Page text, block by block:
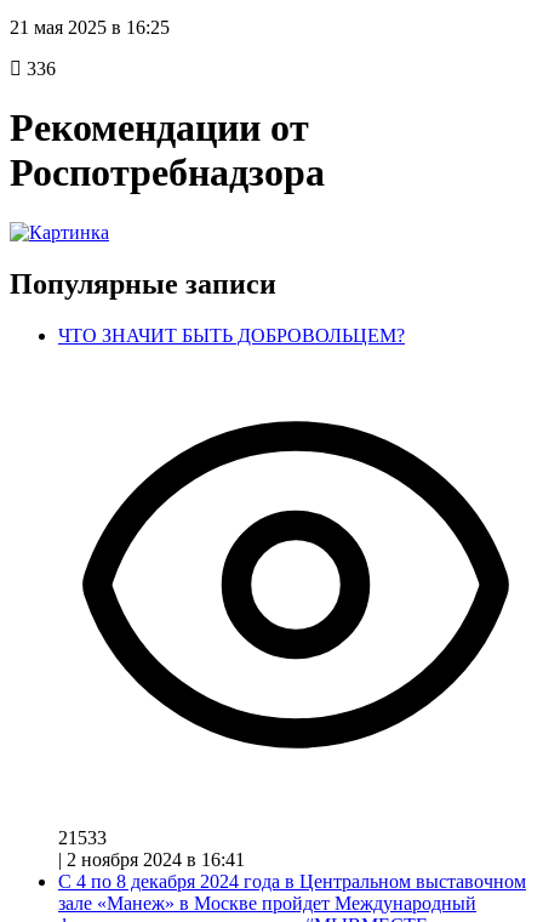
21 мая 2025 в 16:25
336
Рекомендации от
Роспотребнадзора
Популярные записи
ЧТО ЗНАЧИТ БЫТЬ ДОБРОВОЛЬЦЕМ?
21533
| 2 ноября 2024 в 16:41
С 4 по 8 декабря 2024 года в Центральном выставочном
зале «Манеж» в Москве пройдет Международный